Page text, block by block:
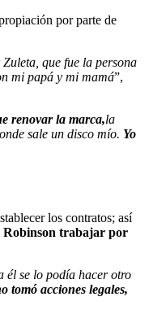
por parte de
que fue la persona
mi papá y mi mamá”,
renovar la marca,la
sale un disco mío. Yo
los contratos; así
Robinson trabajar por
él se lo podía hacer otro
tomó acciones legales,